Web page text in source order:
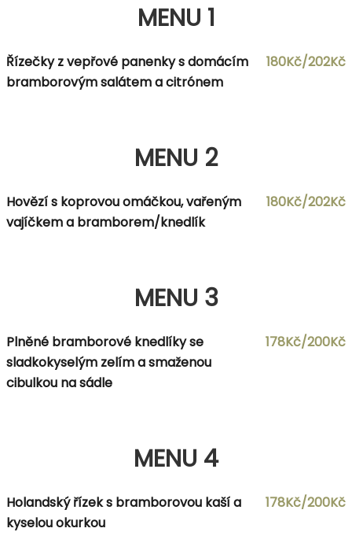
MENU 1
Řízečky z vepřové panenky s domácím
bramborovým salátem a citrónem
180Kč/202Kč
MENU 2
Hovězí s koprovou omáčkou, vařeným
vajíčkem a bramborem/knedlík
180Kč/202Kč
MENU 3
Plněné bramborové knedlíky se
sladkokyselým zelím a smaženou
cibulkou na sádle
178Kč/200Kč
MENU 4
Holandský řízek s bramborovou kaší a
kyselou okurkou
178Kč/200Kč